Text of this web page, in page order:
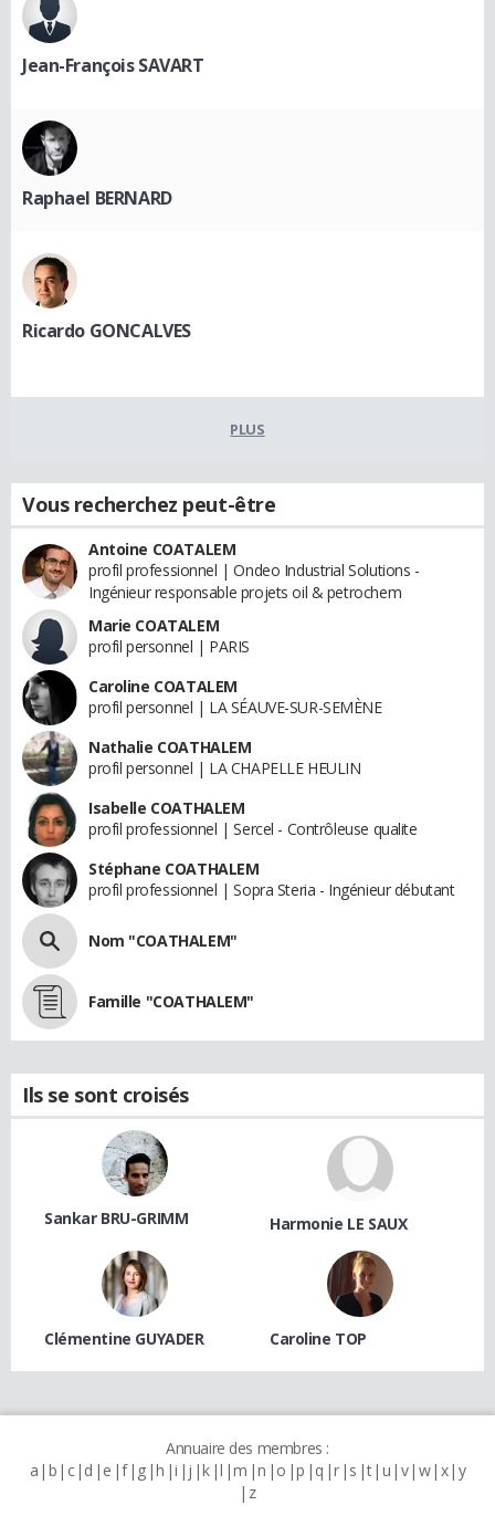
Jean-François SAVART
Raphael BERNARD
Ricardo GONCALVES
PLUS
Vous recherchez peut-être
Antoine COATALEM
profil professionnel | Ondeo Industrial Solutions -
Ingénieur responsable projets oil & petrochem
Marie COATALEM
profil personnel | PARIS
Caroline COATALEM
profil personnel | LA SÉAUVE-SUR-SEMÈNE
Nathalie COATHALEM
profil personnel | LA CHAPELLE HEULIN
Isabelle COATHALEM
profil professionnel | Sercel - Contrôleuse qualite
Stéphane COATHALEM
profil professionnel | Sopra Steria - Ingénieur débutant
Nom "COATHALEM"
Famille "COATHALEM"
Ils se sont croisés
Sankar BRU-GRIMM Harmonie LE SAUX
Clémentine GUYADER Caroline TOP
Annuaire des membres :
a b c d e f g h i j k l m n o p q r s t u v w x y
z